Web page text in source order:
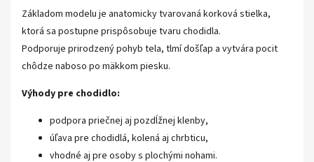
Základom modelu je anatomicky tvarovaná korková stielka,
ktorá sa postupne prispôsobuje tvaru chodidla.
Podporuje prirodzený pohyb tela, tlmí došľap a vytvára pocit
chôdze naboso po mäkkom piesku.
Výhody pre chodidlo:
podpora priečnej aj pozdĺžnej klenby,
úľava pre chodidlá, kolená aj chrbticu,
vhodné aj pre osoby s plochými nohami.